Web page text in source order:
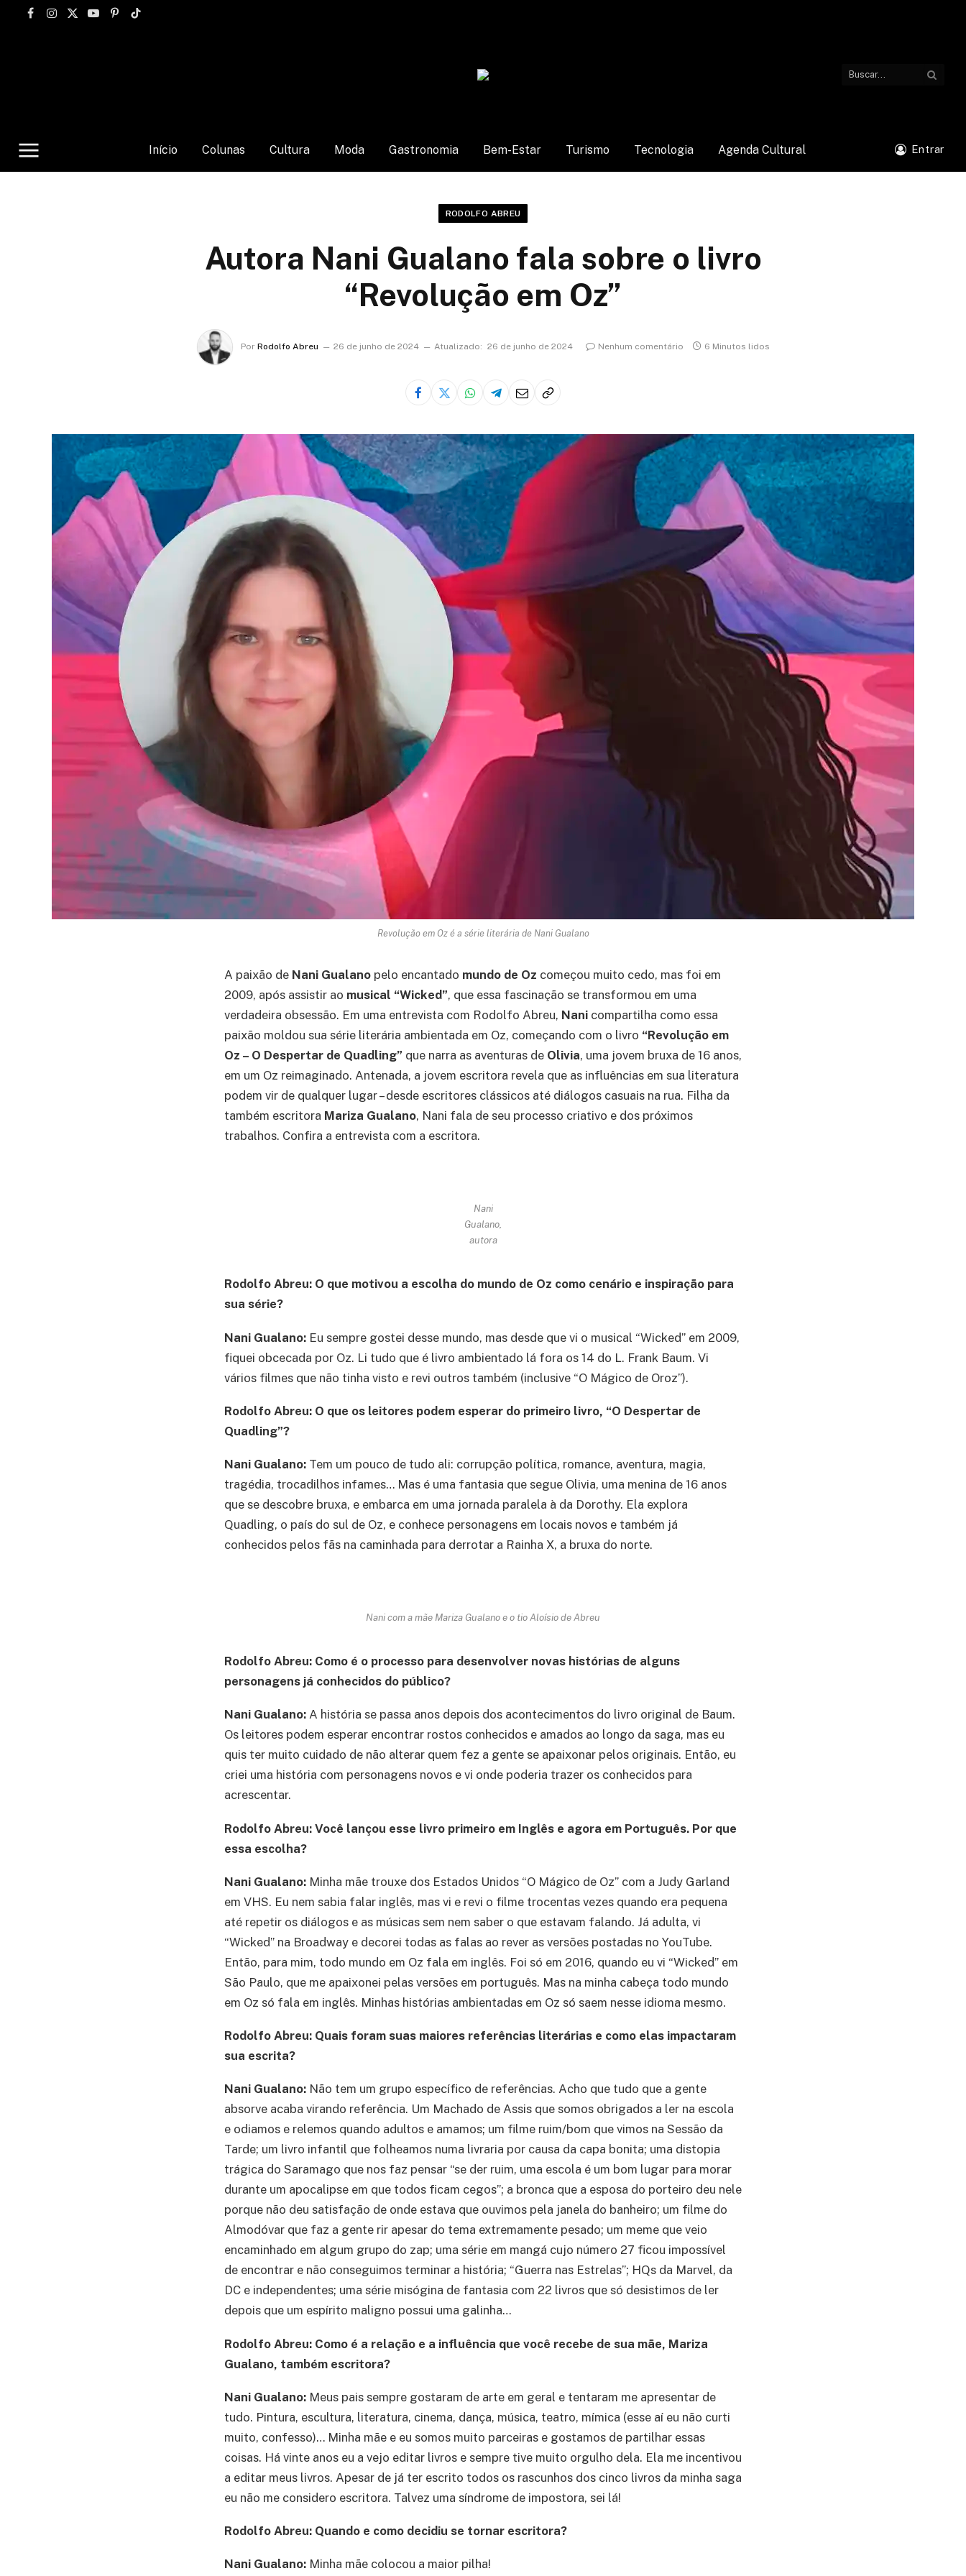
Facebook
Instagram
X
YouTubePinterest
TikTok
Início Colunas Cultura Moda Gastronomia Bem-Estar Turismo Tecnologia Agenda Cultural Entrar
RODOLFO ABREU
Autora Nani Gualano fala sobre o livro
“Revolução em Oz”
Por Rodolfo Abreu 26 de junho de 2024 Atualizado: 26 de junho de 2024 Nenhum comentário 6 Minutos lidos
Revolução em Oz é a série literária de Nani Gualano
A paixão de Nani Gualano pelo encantado mundo de Oz começou muito cedo, mas foi em
2009, após assistir ao musical “Wicked”, que essa fascinação se transformou em uma
verdadeira obsessão. Em uma entrevista com Rodolfo Abreu, Nani compartilha como essa
paixão moldou sua série literária ambientada em Oz, começando com o livro “Revolução em
Oz – O Despertar de Quadling” que narra as aventuras de Olivia, uma jovem bruxa de 16 anos,
em um Oz reimaginado. Antenada, a jovem escritora revela que as influências em sua literatura
podem vir de qualquer lugar – desde escritores clássicos até diálogos casuais na rua. Filha da
também escritora Mariza Gualano, Nani fala de seu processo criativo e dos próximos
trabalhos. Confira a entrevista com a escritora.
Nani
Gualano,
autora
Rodolfo Abreu: O que motivou a escolha do mundo de Oz como cenário e inspiração para
sua série?
Nani Gualano: Eu sempre gostei desse mundo, mas desde que vi o musical “Wicked” em 2009,
fiquei obcecada por Oz. Li tudo que é livro ambientado lá fora os 14 do L. Frank Baum. Vi
vários filmes que não tinha visto e revi outros também (inclusive “O Mágico de Oroz”).
Rodolfo Abreu: O que os leitores podem esperar do primeiro livro, “O Despertar de
Quadling”?
Nani Gualano: Tem um pouco de tudo ali: corrupção política, romance, aventura, magia,
tragédia, trocadilhos infames… Mas é uma fantasia que segue Olivia, uma menina de 16 anos
que se descobre bruxa, e embarca em uma jornada paralela à da Dorothy. Ela explora
Quadling, o país do sul de Oz, e conhece personagens em locais novos e também já
conhecidos pelos fãs na caminhada para derrotar a Rainha X, a bruxa do norte.
Nani com a mãe Mariza Gualano e o tio Aloísio de Abreu
Rodolfo Abreu: Como é o processo para desenvolver novas histórias de alguns
personagens já conhecidos do público?
Nani Gualano: A história se passa anos depois dos acontecimentos do livro original de Baum.
Os leitores podem esperar encontrar rostos conhecidos e amados ao longo da saga, mas eu
quis ter muito cuidado de não alterar quem fez a gente se apaixonar pelos originais. Então, eu
criei uma história com personagens novos e vi onde poderia trazer os conhecidos para
acrescentar.
Rodolfo Abreu: Você lançou esse livro primeiro em Inglês e agora em Português. Por que
essa escolha?
Nani Gualano: Minha mãe trouxe dos Estados Unidos “O Mágico de Oz” com a Judy Garland
em VHS. Eu nem sabia falar inglês, mas vi e revi o filme trocentas vezes quando era pequena
até repetir os diálogos e as músicas sem nem saber o que estavam falando. Já adulta, vi
“Wicked” na Broadway e decorei todas as falas ao rever as versões postadas no YouTube.
Então, para mim, todo mundo em Oz fala em inglês. Foi só em 2016, quando eu vi “Wicked” em
São Paulo, que me apaixonei pelas versões em português. Mas na minha cabeça todo mundo
em Oz só fala em inglês. Minhas histórias ambientadas em Oz só saem nesse idioma mesmo.
Rodolfo Abreu: Quais foram suas maiores referências literárias e como elas impactaram
sua escrita?
Nani Gualano: Não tem um grupo específico de referências. Acho que tudo que a gente
absorve acaba virando referência. Um Machado de Assis que somos obrigados a ler na escola
e odiamos e relemos quando adultos e amamos; um filme ruim/bom que vimos na Sessão da
Tarde; um livro infantil que folheamos numa livraria por causa da capa bonita; uma distopia
trágica do Saramago que nos faz pensar “se der ruim, uma escola é um bom lugar para morar
durante um apocalipse em que todos ficam cegos”; a bronca que a esposa do porteiro deu nele
porque não deu satisfação de onde estava que ouvimos pela janela do banheiro; um filme do
Almodóvar que faz a gente rir apesar do tema extremamente pesado; um meme que veio
encaminhado em algum grupo do zap; uma série em mangá cujo número 27 ficou impossível
de encontrar e não conseguimos terminar a história; “Guerra nas Estrelas”; HQs da Marvel, da
DC e independentes; uma série misógina de fantasia com 22 livros que só desistimos de ler
depois que um espírito maligno possui uma galinha…
Rodolfo Abreu: Como é a relação e a influência que você recebe de sua mãe, Mariza
Gualano, também escritora?
Nani Gualano: Meus pais sempre gostaram de arte em geral e tentaram me apresentar de
tudo. Pintura, escultura, literatura, cinema, dança, música, teatro, mímica (esse aí eu não curti
muito, confesso)… Minha mãe e eu somos muito parceiras e gostamos de partilhar essas
coisas. Há vinte anos eu a vejo editar livros e sempre tive muito orgulho dela. Ela me incentivou
a editar meus livros. Apesar de já ter escrito todos os rascunhos dos cinco livros da minha saga
eu não me considero escritora. Talvez uma síndrome de impostora, sei lá!
Rodolfo Abreu: Quando e como decidiu se tornar escritora?
Nani Gualano: Minha mãe colocou a maior pilha!